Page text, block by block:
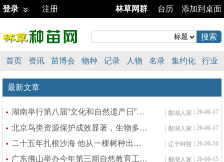
登录 注册 林草网群 台历 添加到桌面
首页 资讯 苗博会 物种 记录 人物 名录 集约化 行业
最新文章
湖南举行第八届“文化和自然遗产日”主题活动 鄱湖人家 | 26-06-17
北京鸟类资源保护成效显著，生物多样性保有量位居全国前列 | 鄱湖人家 | 26-06-17
二十五年扎根沙海 他从一棵树种出一片林 | 辽宁种苗 | 26-06-16
广东佛山举办今年第三期自然教育工作培训班 鄱湖人家 | 26-06-15